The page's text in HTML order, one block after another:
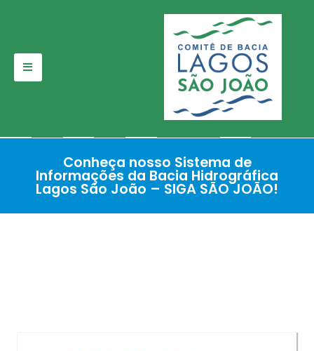
para
Conheça nosso Sistema de
Informações da Bacia Hidrográfica
Lagos São João – SIGA SÃO JOÃO!